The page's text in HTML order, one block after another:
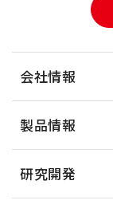
会社情報
製品情報
研究開発